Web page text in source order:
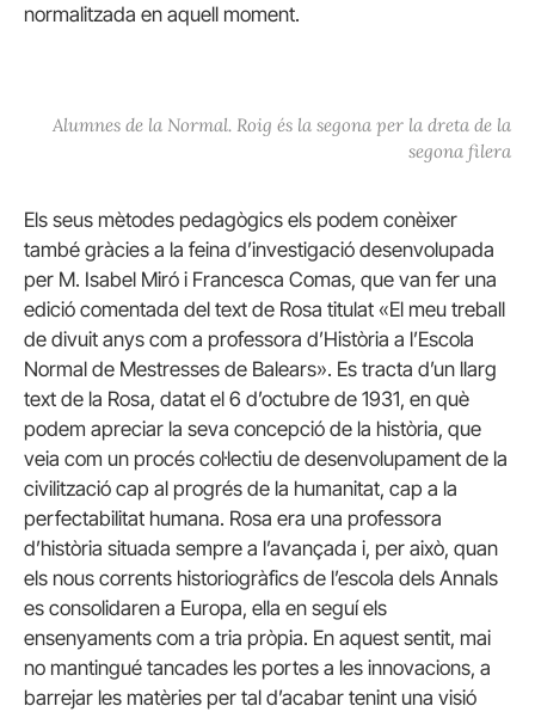
normalitzada en aquell moment.
Alumnes de la Normal. Roig és la segona per la dreta de la
segona filera
Els seus mètodes pedagògics els podem conèixer
també gràcies a la feina d’investigació desenvolupada
per M. Isabel Miró i Francesca Comas, que van fer una
edició comentada del text de Rosa titulat «El meu treball
de divuit anys com a professora d’Història a l’Escola
Normal de Mestresses de Balears». Es tracta d’un llarg
text de la Rosa, datat el 6 d’octubre de 1931, en què
podem apreciar la seva concepció de la història, que
veia com un procés col·lectiu de desenvolupament de la
civilització cap al progrés de la humanitat, cap a la
perfectabilitat humana. Rosa era una professora
d’història situada sempre a l’avançada i, per això, quan
els nous corrents historiogràfics de l’escola dels Annals
es consolidaren a Europa, ella en seguí els
ensenyaments com a tria pròpia. En aquest sentit, mai
no mantingué tancades les portes a les innovacions, a
barrejar les matèries per tal d’acabar tenint una visió